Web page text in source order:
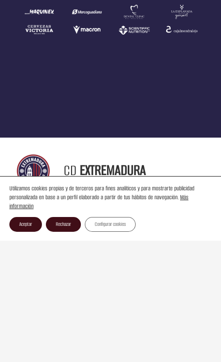
CD EXTREMADURA
Utilizamos cookies propias y de terceros para fines analíticos y para mostrarte publicidad
personalizada en base a un perfil elaborado a partir de tus hábitos de navegación.Más
información
Aceptar Rechazar Configurar cookies